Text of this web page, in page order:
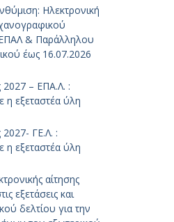
Ηλεκτρονική
& Παράλληλου
έως 16.07.2026
2027 – ΕΠΑ.Λ. :
η εξεταστέα ύλη
2027- ΓΕ.Λ. :
η εξεταστέα ύλη
αίτησης
εξετάσεις και
δελτίου για την